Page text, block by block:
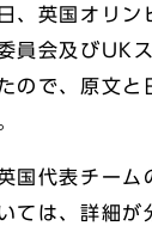
、英国オリン
員会及びUK
ので、原文と
国代表チーム
ては、詳細が